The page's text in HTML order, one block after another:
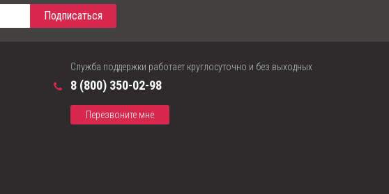
Служба поддержки работает круглосуточно и без выходных
8 (800) 350-02-98
Перезвоните мне